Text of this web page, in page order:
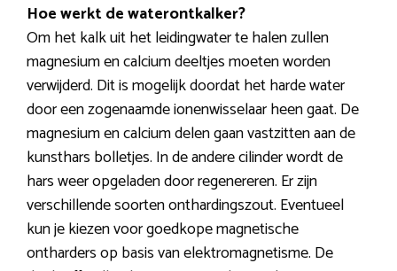
Hoe werkt de waterontkalker?
Om het kalk uit het leidingwater te halen zullen
magnesium en calcium deeltjes moeten worden
verwijderd. Dit is mogelijk doordat het harde water
door een zogenaamde ionenwisselaar heen gaat. De
magnesium en calcium delen gaan vastzitten aan de
kunsthars bolletjes. In de andere cilinder wordt de
hars weer opgeladen door regenereren. Er zijn
verschillende soorten onthardingszout. Eventueel
kun je kiezen voor goedkope magnetische
ontharders op basis van elektromagnetisme. De